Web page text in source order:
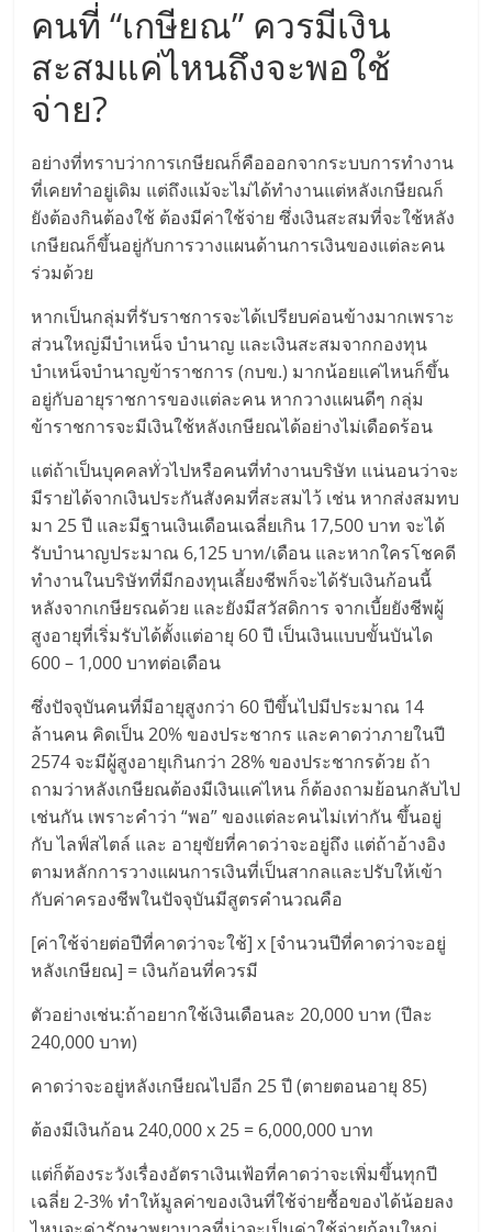
ปรึกษา
แฟ
รน
ไชส์,
รวม
แฟ
รน
ไชส์
ขาย
แฟ
รน
ไชส์
แฟ
รน
ไชส์
ขาย
หน้า
บ้าน
ลงทุน
น้อย
คนที่ “เกษียณ” ควรมีเงิน
สะสมแค่ไหนถึงจะพอใช้
จ่าย?
อย่างที่ทราบว่าการเกษียณก็คือออกจากระบบการทำงาน
ที่เคยทำอยู่เดิม แต่ถึงแม้จะไม่ได้ทำงานแต่หลังเกษียณก็
ยังต้องกินต้องใช้ ต้องมีค่าใช้จ่าย ซึ่งเงินสะสมที่จะใช้หลัง
เกษียณก็ขึ้นอยู่กับการวางแผนด้านการเงินของแต่ละคน
ร่วมด้วย
หากเป็นกลุ่มที่รับราชการจะได้เปรียบค่อนข้างมากเพราะ
ส่วนใหญ่มีบำเหน็จ บำนาญ และเงินสะสมจากกองทุน
บำเหน็จบำนาญข้าราชการ (กบข.) มากน้อยแค่ไหนก็ขึ้น
อยู่กับอายุราชการของแต่ละคน หากวางแผนดีๆ กลุ่ม
ข้าราชการจะมีเงินใช้หลังเกษียณได้อย่างไม่เดือดร้อน
แต่ถ้าเป็นบุคคลทั่วไปหรือคนที่ทำงานบริษัท แน่นอนว่าจะ
มีรายได้จากเงินประกันสังคมที่สะสมไว้ เช่น หากส่งสมทบ
มา 25 ปี และมีฐานเงินเดือนเฉลี่ยเกิน 17,500 บาท จะได้
รับบำนาญประมาณ 6,125 บาท/เดือน และหากใครโชคดี
ทำงานในบริษัทที่มีกองทุนเลี้ยงชีพก็จะได้รับเงินก้อนนี้
หลังจากเกษียรณด้วย และยังมีสวัสดิการ จากเบี้ยยังชีพผู้
สูงอายุที่เริ่มรับได้ตั้งแต่อายุ 60 ปี เป็นเงินแบบขั้นบันได
600 – 1,000 บาทต่อเดือน
ซึ่งปัจจุบันคนที่มีอายุสูงกว่า 60 ปีขึ้นไปมีประมาณ 14
ล้านคน คิดเป็น 20% ของประชากร และคาดว่าภายในปี
2574 จะมีผู้สูงอายุเกินกว่า 28% ของประชากรด้วย ถ้า
ถามว่าหลังเกษียณต้องมีเงินแค่ไหน ก็ต้องถามย้อนกลับไป
เช่นกัน เพราะคำว่า “พอ” ของแต่ละคนไม่เท่ากัน ขึ้นอยู่
กับ ไลฟ์สไตล์ และ อายุขัยที่คาดว่าจะอยู่ถึง แต่ถ้าอ้างอิง
ตามหลักการวางแผนการเงินที่เป็นสากลและปรับให้เข้า
กับค่าครองชีพในปัจจุบันมีสูตรคำนวณคือ
[ค่าใช้จ่ายต่อปีที่คาดว่าจะใช้] x [จำนวนปีที่คาดว่าจะอยู่
หลังเกษียณ] = เงินก้อนที่ควรมี
ตัวอย่างเช่น:ถ้าอยากใช้เงินเดือนละ 20,000 บาท (ปีละ
240,000 บาท)
คาดว่าจะอยู่หลังเกษียณไปอีก 25 ปี (ตายตอนอายุ 85)
ต้องมีเงินก้อน 240,000 x 25 = 6,000,000 บาท
แต่ก็ต้องระวังเรื่องอัตราเงินเฟ้อที่คาดว่าจะเพิ่มขึ้นทุกปี
เฉลี่ย 2-3% ทำให้มูลค่าของเงินที่ใช้จ่ายซื้อของได้น้อยลง